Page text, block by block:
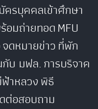
ครบุคคลเข้าศึกษา
อมถ่ายทอดMFU
จดหมายข่าวที่พัก
กับ มฟล.การบริจาค
าหลวงพิธี
ต่อสอบถาม